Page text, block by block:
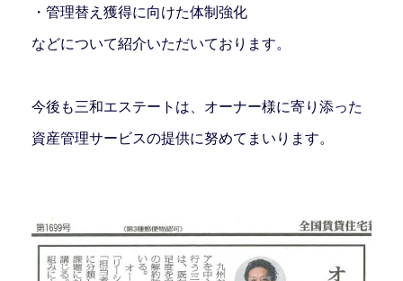
・管理替え獲得に向けた体制強化
などについて紹介いただいております。
今後も三和エステートは、オーナー様に寄り添った
資産管理サービスの提供に努めてまいります。